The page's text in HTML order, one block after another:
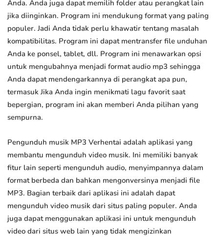
Anda. Anda juga dapat memilih folder atau perangkat lain
jika diinginkan. Program ini mendukung format yang paling
populer. Jadi Anda tidak perlu khawatir tentang masalah
kompatibilitas. Program ini dapat mentransfer file unduhan
Anda ke ponsel, tablet, dll. Program ini menawarkan opsi
untuk mengubahnya menjadi format audio mp3 sehingga
Anda dapat mendengarkannya di perangkat apa pun,
termasuk Jika Anda ingin menikmati lagu favorit saat
bepergian, program ini akan memberi Anda pilihan yang
sempurna.
Pengunduh musik MP3 Verhentai adalah aplikasi yang
membantu mengunduh video musik. Ini memiliki banyak
fitur lain seperti mengunduh audio, menyimpannya dalam
format berbeda dan bahkan mengonversinya menjadi file
MP3. Bagian terbaik dari aplikasi ini adalah dapat
mengunduh video musik dari situs paling populer. Anda
juga dapat menggunakan aplikasi ini untuk mengunduh
video dari situs web lain yang tidak mengizinkan